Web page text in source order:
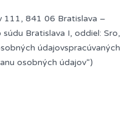
111, 841 06 Bratislava –
Bratislava I, oddiel: Sro,
údajovspracúvaných
osobných údajov“)